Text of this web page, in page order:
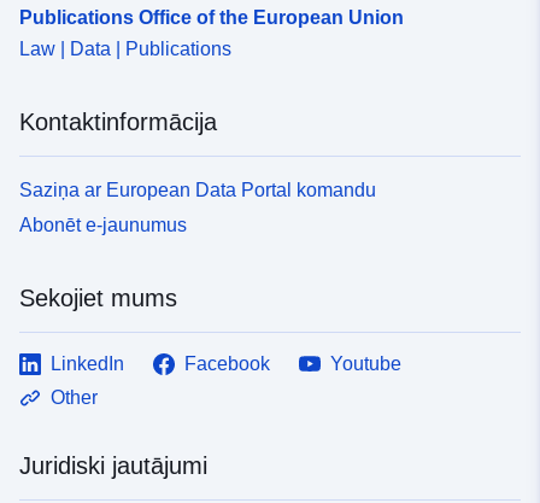
Publications Office of the European Union
Law | Data | Publications
Kontaktinformācija
Saziņa ar European Data Portal komandu
Abonēt e-jaunumus
Sekojiet mums
LinkedIn Facebook
Youtube
Other
Juridiski jautājumi